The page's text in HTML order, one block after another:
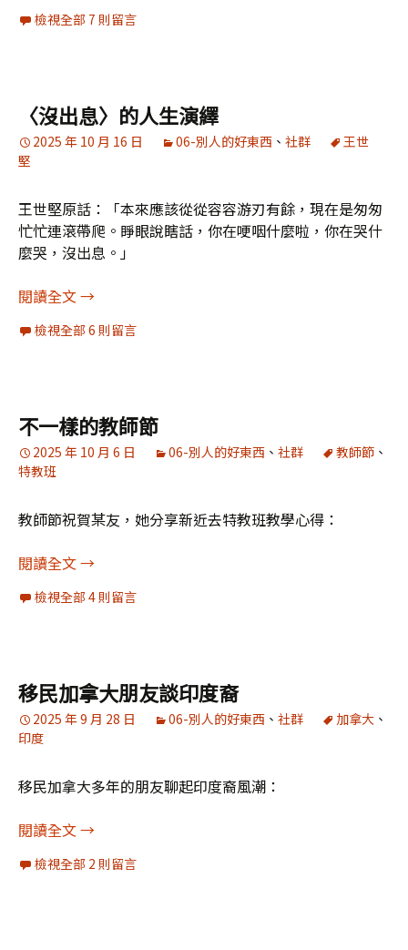
檢視全部 7 則留言
〈沒出息〉的人生演繹
2025 年 10 月 16 日 06-別人的好東西 、 社群
王世
堅
王世堅原話：「本來應該從從容容游刃有餘，現在是匆匆
忙忙連滾帶爬。睜眼說瞎話，你在哽咽什麼啦，你在哭什
麼哭，沒出息。」
閱讀全文〈沒出息〉的人生演繹
→
檢視全部 6 則留言
不一樣的教師節
2025 年 10 月 6 日 06-別人的好東西 、 社群 教師節 、
特教班
教師節祝賀某友，她分享新近去特教班教學心得：
閱讀全文不一樣的教師節
→
檢視全部 4 則留言
移民加拿大朋友談印度裔
2025 年 9 月 28 日 06-別人的好東西 、 社群 加拿大 、
印度
移民加拿大多年的朋友聊起印度裔風潮：
閱讀全文移民加拿大朋友談印度裔
→
檢視全部 2 則留言